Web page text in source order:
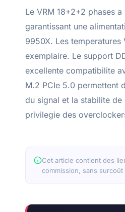
Le VRM 18+2+2 phases
garantissant une
9950X. Les
exemplaire. Le support
excellente compatibilite
M.2 PCIe 5.0 permettent
du signal et la stabilite
privilegie des
Cet article contient des
commission, sans